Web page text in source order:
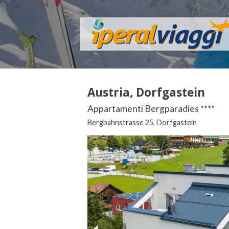
Austria, Dorfgastein
Appartamenti Bergparadies ****
Bergbahnstrasse 25, Dorfgastein